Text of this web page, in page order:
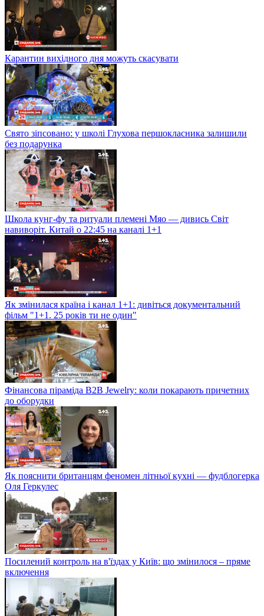
Карантин вихідного дня можуть скасувати
Свято зіпсовано: у школі Глухова першокласника залишили
без подарунка
Школа кунг-фу та ритуали племені Мяо — дивись Світ
навиворіт. Китай о 22:45 на каналі 1+1
Як змінилася країна і канал 1+1: дивіться документальний
фільм "1+1. 25 років ти не один"
Фінансова піраміда B2B Jewelry: коли покарають причетних
до оборудки
Як пояснити британцям феномен літньої кухні — фудблогерка
Оля Геркулес
Посилений контроль на в'їздах у Київ: що змінилося – пряме
включення